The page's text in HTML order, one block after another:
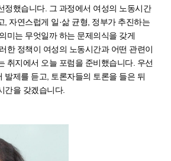
정했습니다. 그 과정에서 여성의 노동시간
, 자연스럽게 일·삶 균형, 정부가 추진하는
미는 무엇일까 하는 문제의식을 갖게
한 정책이 여성의 노동시간과 어떤 관련이
취지에서 오늘 포럼을 준비했습니다. 우선
발제를 듣고, 토론자들의 토론을 들은 뒤
간을 갖겠습니다.